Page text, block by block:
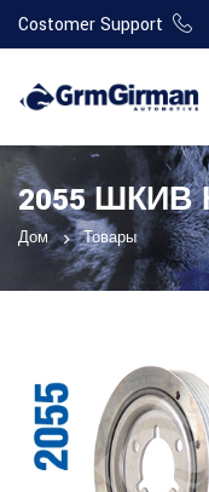
Costomer Support
Дом Товары